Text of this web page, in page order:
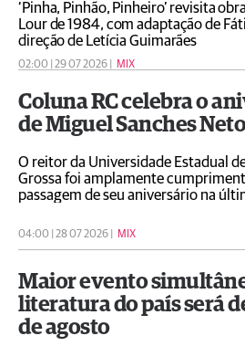
‘Pinha, Pinhão, Pinheiro’ revisita
Lour de 1984, com adaptação de
direção de Letícia Guimarães
02:00 | 29 07 2026 | MIX
Coluna RC celebra o
de Miguel Sanches Neto
O reitor da Universidade Estadual
Grossa foi amplamente
passagem de seu aniversário na
04:00 | 28 07 2026 | MIX
Maior evento
literatura do país será
de agosto